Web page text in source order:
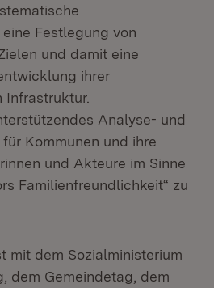
Festlegung von
und damit eine
ihrer
Analyse- und
Kommunen und ihre
und Akteure im Sinne
Familienfreundlichkeit“ zu
mit dem Sozialministerium
dem Gemeindetag, dem